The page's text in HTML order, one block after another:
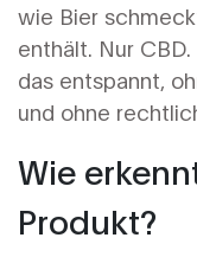
wie Bier
enthält. Nur
das entspannt,
und ohne
Wie
Produkt?